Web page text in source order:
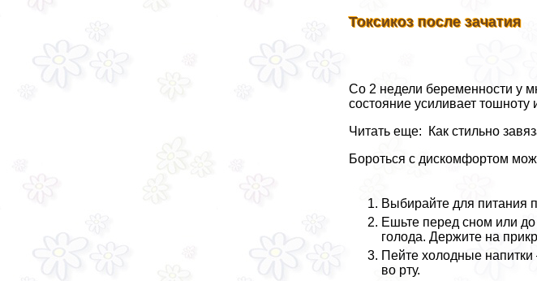
Токсикоз после зачатия
Со 2 недели беременности у
состояние усиливает тошноту
Читать еще: Как стильно
Бороться с дискомфортом
Выбирайте для питания
Ешьте перед сном или до
голода. Держите на
Пейте холодные
во рту.